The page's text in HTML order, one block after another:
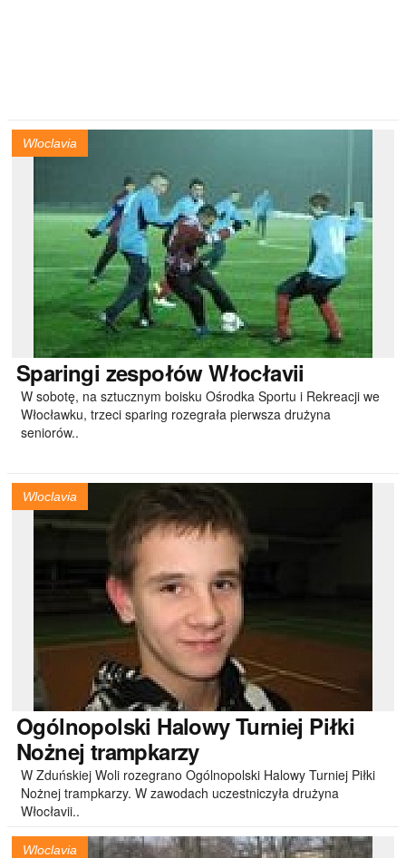
Wloclavia
Sparingi zespołów Włocłavii
W sobotę, na sztucznym boisku Ośrodka Sportu i Rekreacji we
Włocławku, trzeci sparing rozegrała pierwsza drużyna
seniorów..
Wloclavia
Ogólnopolski Halowy Turniej Piłki
Nożnej trampkarzy
W Zduńskiej Woli rozegrano Ogólnopolski Halowy Turniej Piłki
Nożnej trampkarzy. W zawodach uczestniczyła drużyna
Włocłavii..
Wloclavia